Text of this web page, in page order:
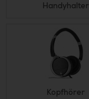
Handyhalter
Kopfhörer